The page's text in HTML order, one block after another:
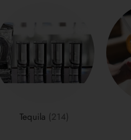
Tequila (214)